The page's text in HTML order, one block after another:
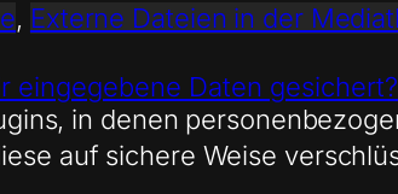
, Externe Dateien in der
eingegebene Daten gesichert?
in denen
auf sichere Weise